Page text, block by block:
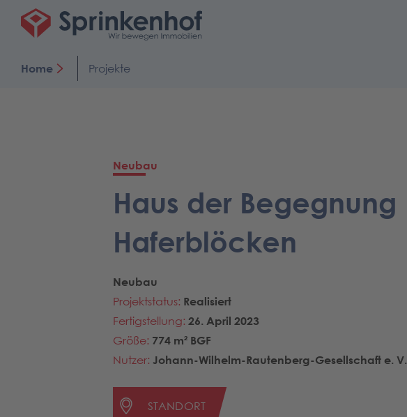
Home Projekte
Neubau
Haus der Begegnung
Haferblöcken
Neubau
Projektstatus: Realisiert
Fertigstellung: 26. April 2023
Größe: 774 m² BGF
Nutzer: Johann-Wilhelm-Rautenberg-Gesellschaft e. V.
STANDORT